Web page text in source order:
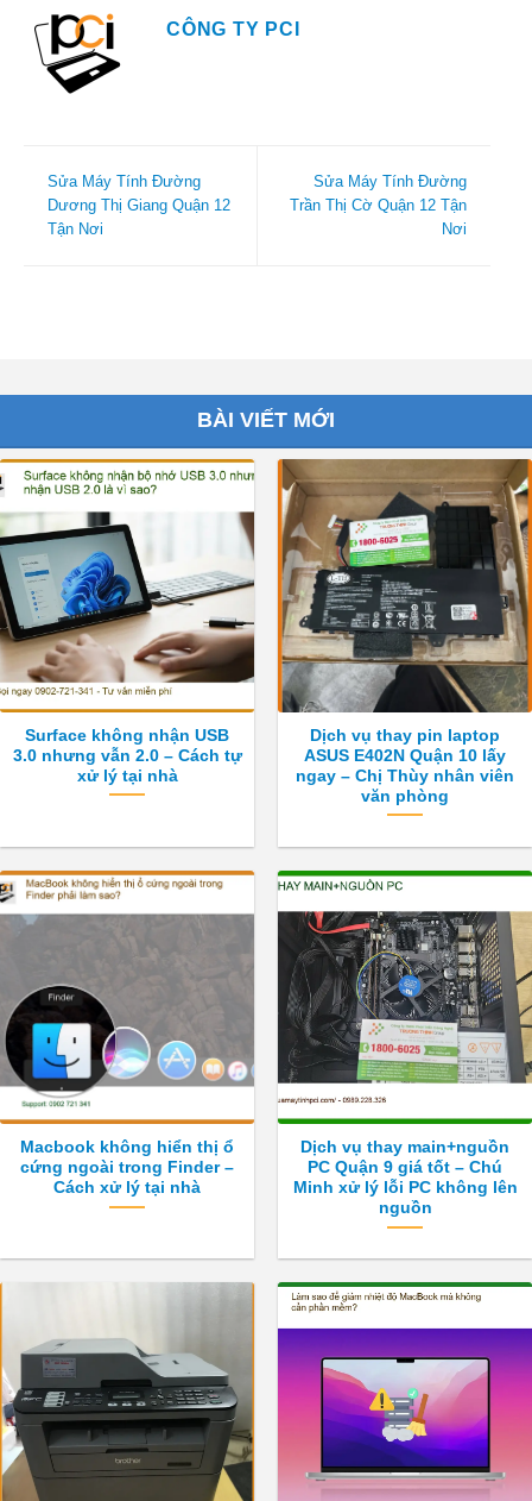
CÔNG TY PCI
Sửa Máy Tính Đường
Dương Thị Giang Quận 12
Tận Nơi
Sửa Máy Tính Đường
Trần Thị Cờ Quận 12 Tận
Nơi
BÀI VIẾT MỚI
Surface không nhận USB
3.0 nhưng vẫn 2.0 – Cách tự
xử lý tại nhà
Dịch vụ thay pin laptop
ASUS E402N Quận 10 lấy
ngay – Chị Thùy nhân viên
văn phòng
Macbook không hiển thị ổ
cứng ngoài trong Finder –
Cách xử lý tại nhà
Dịch vụ thay main+nguồn
PC Quận 9 giá tốt – Chú
Minh xử lý lỗi PC không lên
nguồn